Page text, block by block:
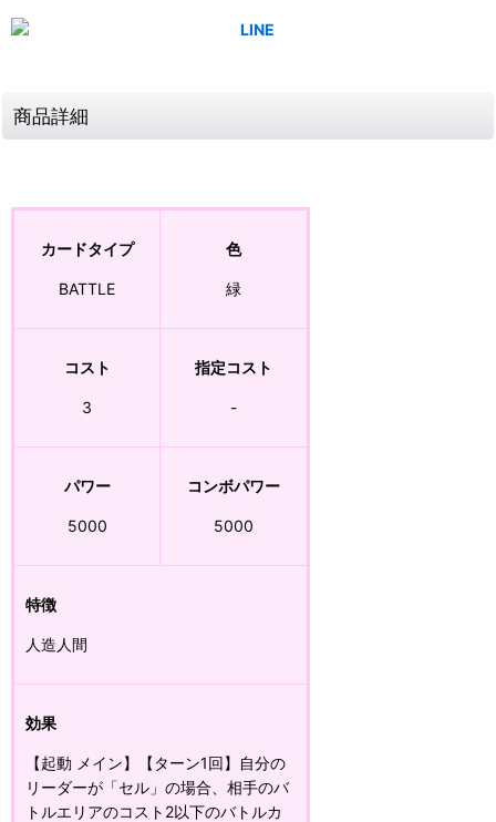
商品詳細
カードタイプ
BATTLE
色
緑
コスト
3
指定コスト
-
パワー
5000
コンボパワー
5000
特徴
人造人間
効果
【起動 メイン】【ターン1回】自分の
リーダーが「セル」の場合、相手のバ
トルエリアのコスト2以下のバトルカ